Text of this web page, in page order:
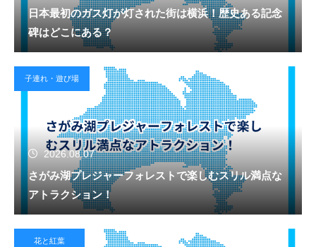
日本最初のガス灯が灯された街は横浜！歴史ある記念
碑はどこにある？
子連れ・遊び場
2026.08.07
さがみ湖プレジャーフォレストで楽しむスリル満点な
アトラクション！
花と紅葉